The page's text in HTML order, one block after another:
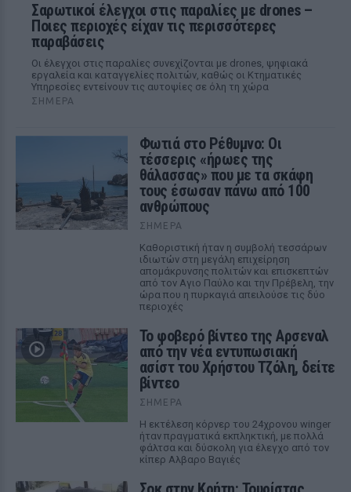
Σαρωτικοί έλεγχοι στις παραλίες με drones –
Ποιες περιοχές είχαν τις περισσότερες
παραβάσεις
Οι έλεγχοι στις παραλίες συνεχίζονται με drones, ψηφιακά
εργαλεία και καταγγελίες πολιτών, καθώς οι Κτηματικές
Υπηρεσίες εντείνουν τις αυτοψίες σε όλη τη χώρα
ΣΉΜΕΡΑ
Φωτιά στο Ρέθυμνο: Οι
τέσσερις «ήρωες της
θάλασσας» που με τα σκάφη
τους έσωσαν πάνω από 100
ανθρώπους
ΣΉΜΕΡΑ
Καθοριστική ήταν η συμβολή τεσσάρων
ιδιωτών στη μεγάλη επιχείρηση
απομάκρυνσης πολιτών και επισκεπτών
από τον Αγιο Παύλο και την Πρέβελη, την
ώρα που η πυρκαγιά απειλούσε τις δύο
περιοχές
Το φοβερό βίντεο της Αρσεναλ
από την νέα εντυπωσιακή
ασίστ του Χρήστου Τζόλη, δείτε
βίντεο
ΣΉΜΕΡΑ
Η εκτέλεση κόρνερ του 24χρονου winger
ήταν πραγματικά εκπληκτική, με πολλά
φάλτσα και δύσκολη για έλεγχο από τον
κίπερ Αλβαρο Βαγιές